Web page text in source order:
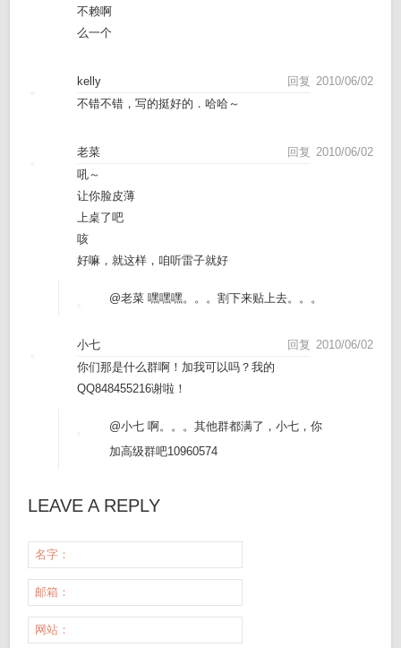
不赖啊
么一个
2010/06/02
kelly
回复
不错不错，写的挺好的．哈哈～
2010/06/02
老菜
回复
吼～
让你脸皮薄
上桌了吧
咳
好嘛，就这样，咱听雷子就好
@老菜 嘿嘿嘿。。。割下来贴上去。。。
2010/06/02
小七
回复
你们那是什么群啊！加我可以吗？我的
QQ848455216谢啦！
@小七 啊。。。其他群都满了，小七，你
加高级群吧10960574
LEAVE A REPLY
名字：
邮箱：
网站：